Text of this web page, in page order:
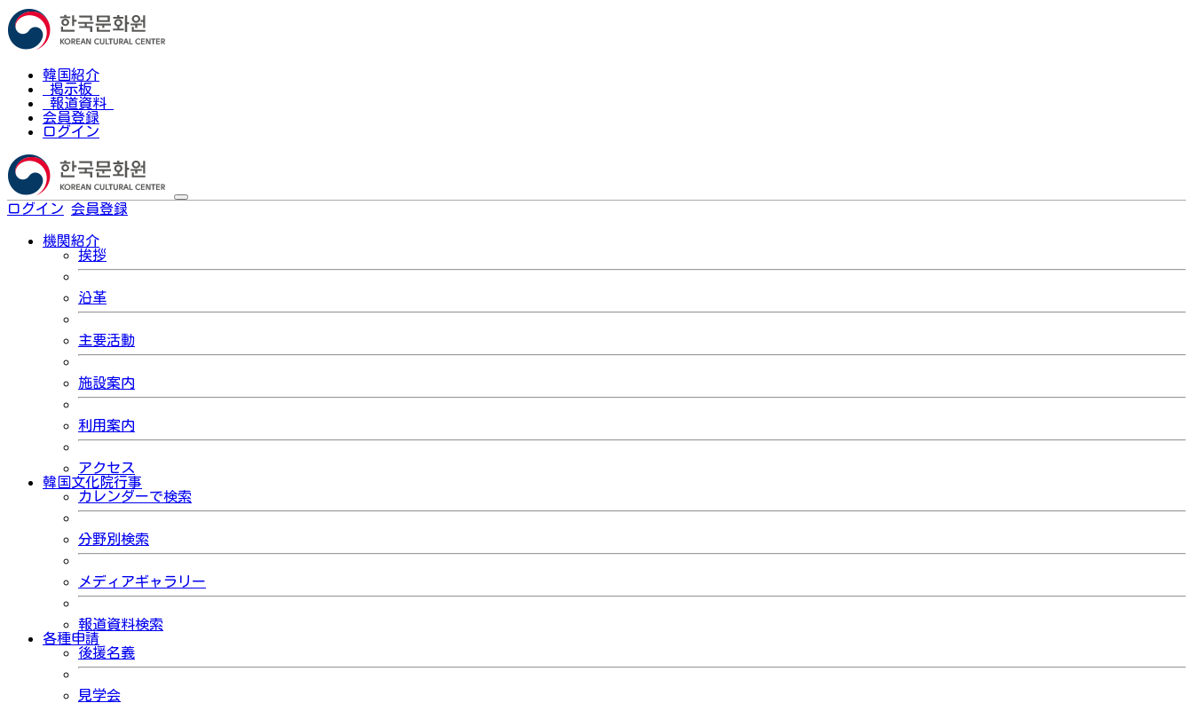
韓国紹介
掲示板
報道資料
会員登録
ログイン
ログイン 会員登録
機関紹介
挨拶
沿革
主要活動
施設案内
利用案内
アクセス
韓国文化院行事
カレンダーで検索
分野別検索
メディアギャラリー
報道資料検索
各種申請
後援名義
見学会